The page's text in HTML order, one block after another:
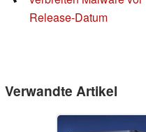
Release-Datum
Verwandte Artikel